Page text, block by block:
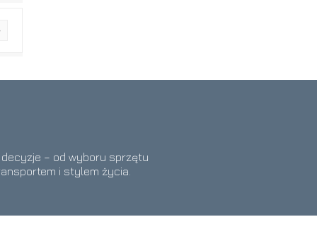
– od wyboru sprzętu
i stylem życia.